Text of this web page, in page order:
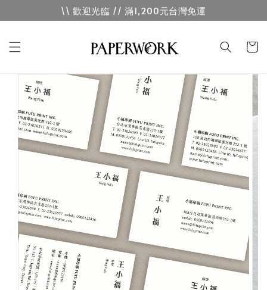
\\ 歡迎光臨 // 滿1,200元台灣免運